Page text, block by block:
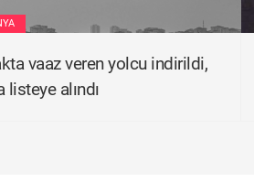
vaaz veren yolcu indirildi,
listeye alındı